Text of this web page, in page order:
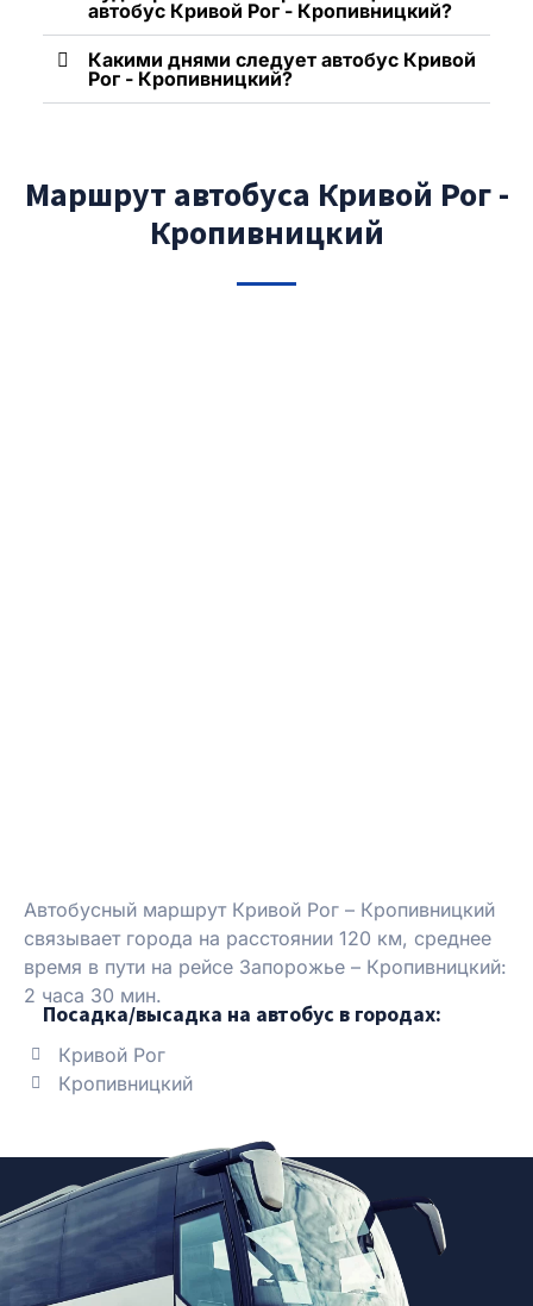
автобус Кривой Рог - Кропивницкий?
Какими днями следует автобус Кривой
Рог - Кропивницкий?
Маршрут автобуса Кривой Рог -
Кропивницкий
Автобусный маршрут Кривой Рог – Кропивницкий
связывает города на расстоянии 120 км, среднее
время в пути на рейсе Запорожье – Кропивницкий:
2 часа 30 мин.
Посадка/высадка на автобус в городах:
Кривой Рог
Кропивницкий